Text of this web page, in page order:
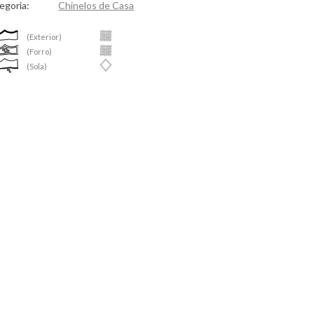
Chinelos de Casa
(Exterior)
(Forro)
(Sola)